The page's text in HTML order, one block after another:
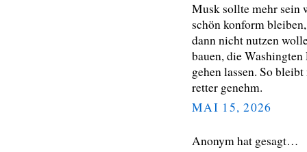
Musk sollte mehr sein
schön konform
dann nicht nutzen
bauen, die
gehen lassen. So
retter genehm.
MAI 15, 2026
Anonym hat gesagt…